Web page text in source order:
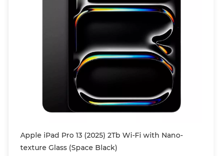
Apple iPad Pro 13 (2025) 2Tb Wi-Fi with Nano-
texture Glass (Space Black)